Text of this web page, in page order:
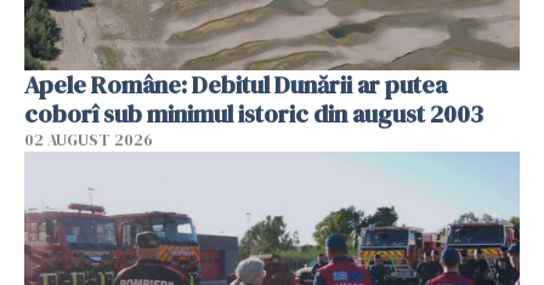
Apele Române: Debitul Dunării ar putea
coborî sub minimul istoric din august 2003
02 AUGUST 2026